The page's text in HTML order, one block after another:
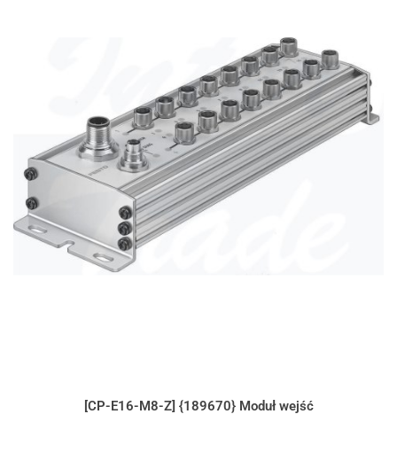
[CP-E16-M8-Z] {189670} Moduł wejść